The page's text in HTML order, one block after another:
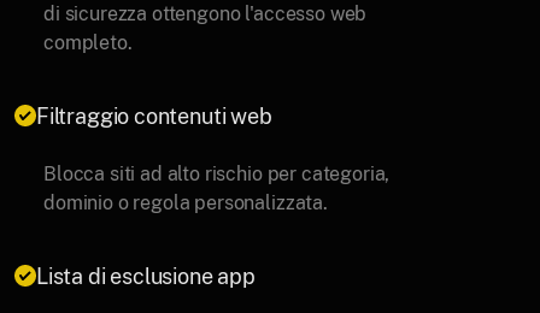
di sicurezza ottengono l'accesso web
completo.
Filtraggio contenuti web
Blocca siti ad alto rischio per categoria,
dominio o regola personalizzata.
Lista di esclusione app